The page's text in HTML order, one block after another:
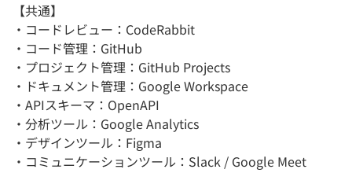
【共通】
・コードレビュー：CodeRabbit
・コード管理：GitHub
・プロジェクト管理：GitHub Projects
・ドキュメント管理：Google Workspace
・APIスキーマ：OpenAPI
・分析ツール：Google Analytics
・デザインツール：Figma
・コミュニケーションツール：Slack / Google Meet